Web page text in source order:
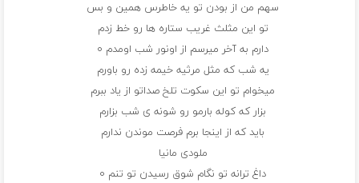
سهم من از بودن تو یه خاطرس همین و بس
تو این مثلث غریب ستاره ها رو خط زدم
دارم به آخر میرسم از اونور شب اومدم ۰
یه شب که مثل مرثیه خیمه زده رو باورم
میخوام تو این سکوت تلخ صداتو از یاد ببرم
بزار که کوله بارمو رو شونه ی شب بزارم
باید که از اینجا برم فرصت موندن ندارم
ملودی مانیا
داغ ترانه تو نگام شوق رسیدن تو تنم ۰